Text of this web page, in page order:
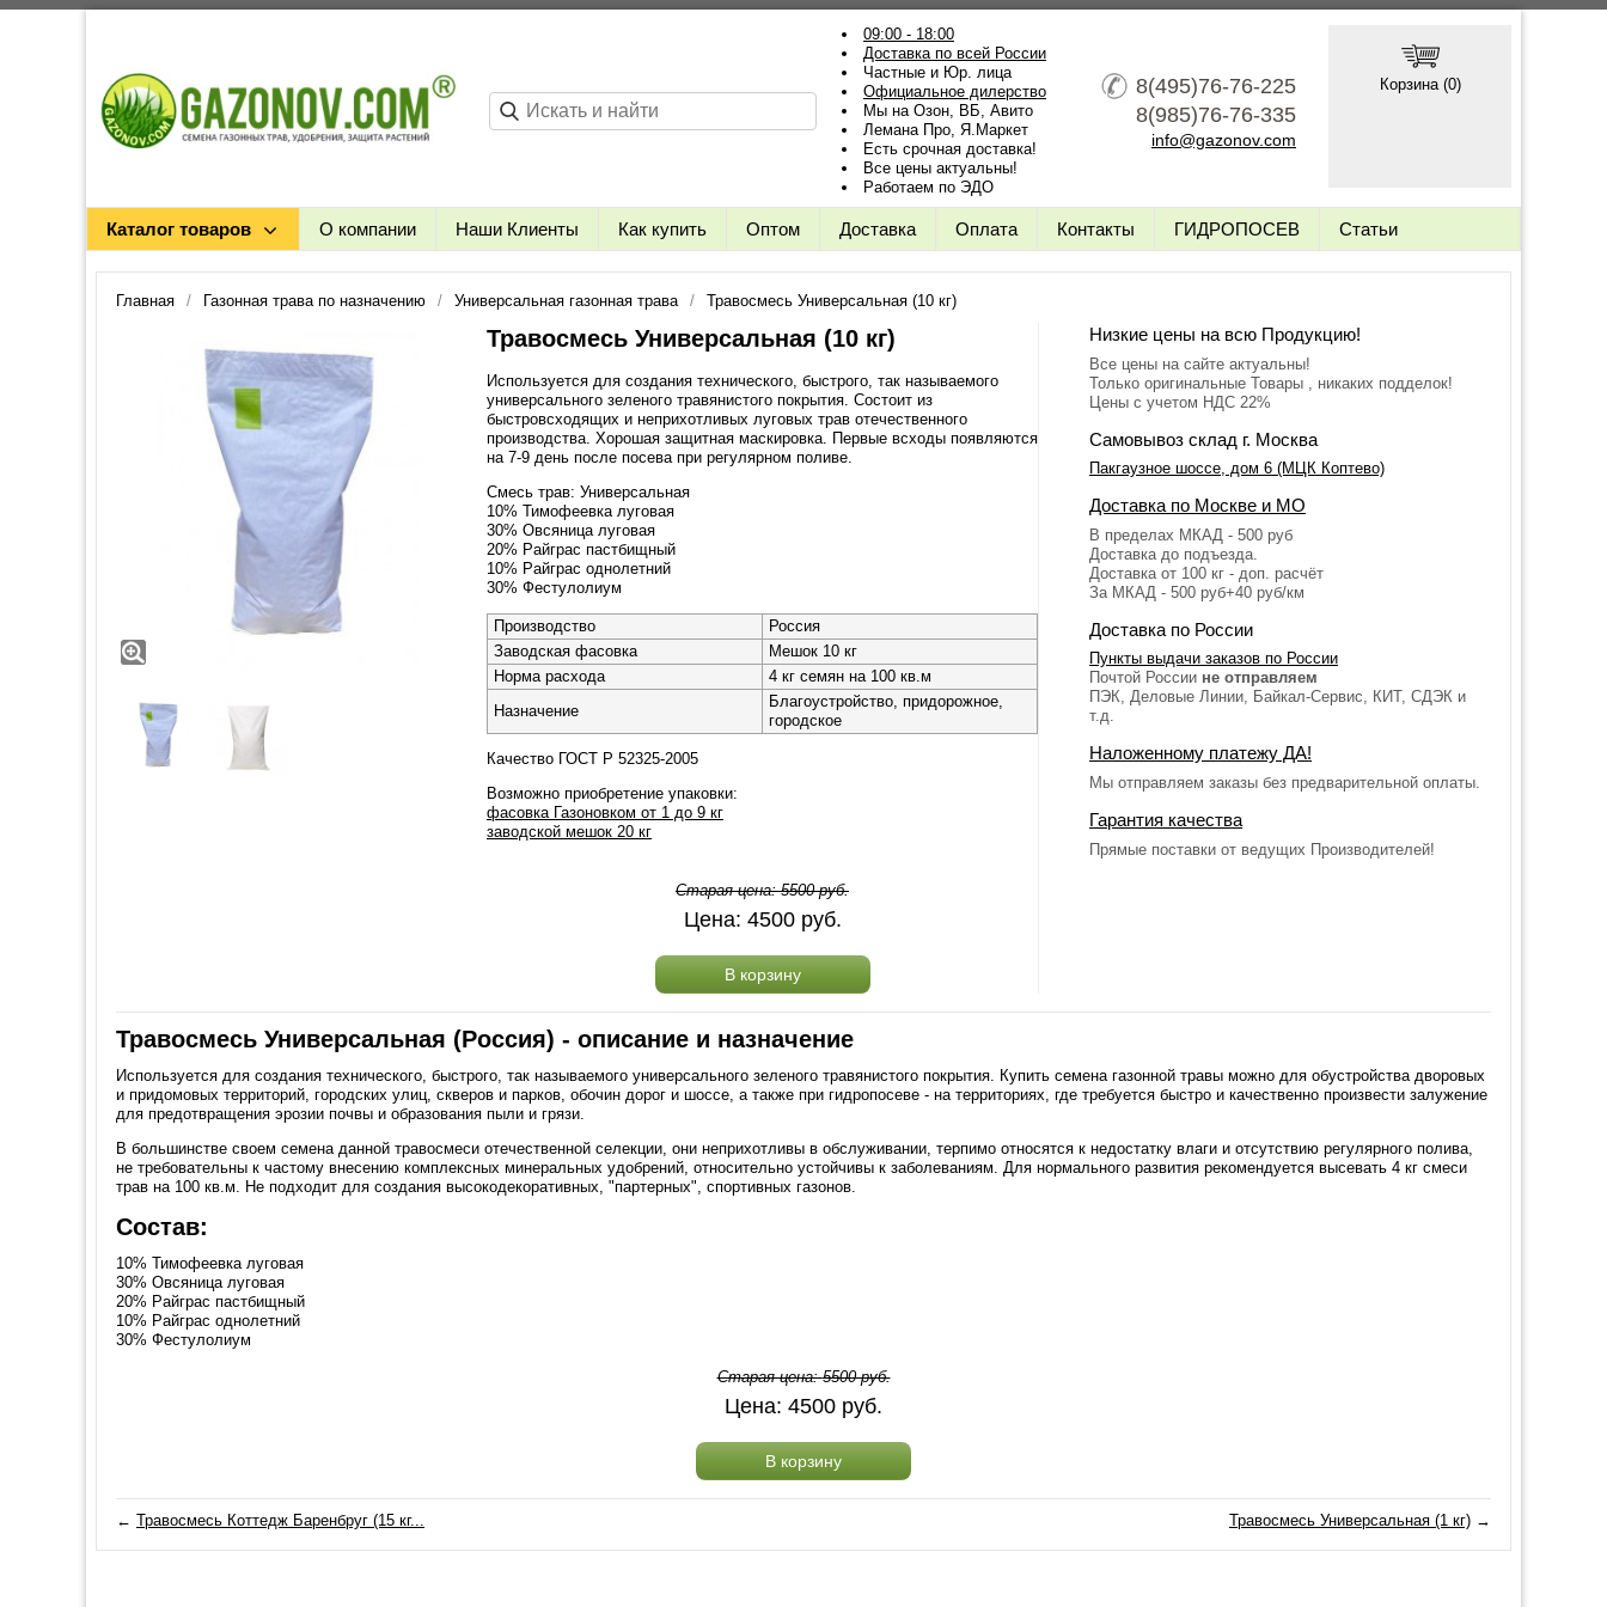
09:00 - 18:00
Доставка по всей России
Частные и Юр. лица
Официальное дилерство
Мы на Озон, ВБ, Авито
Лемана Про, Я.Маркет
Есть срочная доставка!
Все цены актуальны!
Работаем по ЭДО
8(495)76-76-225
8(985)76-76-335
info@gazonov.com
Корзина (0)
Каталог товаров О компании Наши Клиенты Как купить Оптом Доставка Оплата Контакты ГИДРОПОСЕВ Статьи
Главная Газонная трава по назначению Универсальная газонная трава Травосмесь Универсальная (10 кг)
Травосмесь Универсальная (10 кг)
Используется для создания технического, быстрого, так называемого
универсального зеленого травянистого покрытия. Состоит из
быстровсходящих и неприхотливых луговых трав отечественного
производства. Хорошая защитная маскировка. Первые всходы появляются
на 7-9 день после посева при регулярном поливе.
Смесь трав: Универсальная
10% Тимофеевка луговая
30% Овсяница луговая
20% Райграс пастбищный
10% Райграс однолетний
30% Фестулолиум
Производство
Россия
Заводская фасовка
Мешок 10 кг
Норма расхода
4 кг семян на 100 кв.м
Назначение
Благоустройство, придорожное,
городское
Качество ГОСТ Р 52325-2005
Возможно приобретение упаковки:
фасовка Газоновком от 1 до 9 кг
заводской мешок 20 кг
Старая цена:5500руб.
Цена: 4500руб.
В корзину
Низкие цены на всю Продукцию!
Все цены на сайте актуальны!
Только оригинальные Товары , никаких подделок!
Цены с учетом НДС 22%
Самовывоз склад г. Москва
Пакгаузное шоссе, дом 6 (МЦК Коптево)
Доставка по Москве и МО
В пределах МКАД - 500 руб
Доставка до подъезда.
Доставка от 100 кг - доп. расчёт
За МКАД - 500 руб+40 руб/км
Доставка по России
Пункты выдачи заказов по России
Почтой России не отправляем
ПЭК, Деловые Линии, Байкал-Сервис, КИТ, СДЭК и
т.д.
Наложенному платежу ДА!
Мы отправляем заказы без предварительной оплаты.
Гарантия качества
Прямые поставки от ведущих Производителей!
Травосмесь Универсальная (Россия) - описание и назначение
Используется для создания технического, быстрого, так называемого универсального зеленого травянистого покрытия. Купить семена газонной травы можно для обустройства дворовых
и придомовых территорий, городских улиц, скверов и парков, обочин дорог и шоссе, а также при гидропосеве - на территориях, где требуется быстро и качественно произвести залужение
для предотвращения эрозии почвы и образования пыли и грязи.
В большинстве своем семена данной травосмеси отечественной селекции, они неприхотливы в обслуживании, терпимо относятся к недостатку влаги и отсутствию регулярного полива,
не требовательны к частому внесению комплексных минеральных удобрений, относительно устойчивы к заболеваниям. Для нормального развития рекомендуется высевать 4 кг смеси
трав на 100 кв.м. Не подходит для создания высокодекоративных, "партерных", спортивных газонов.
Состав:
10% Тимофеевка луговая
30% Овсяница луговая
20% Райграс пастбищный
10% Райграс однолетний
30% Фестулолиум
Старая цена:5500руб.
Цена: 4500 руб.
В корзину
← Травосмесь Коттедж Баренбруг (15 кг... Травосмесь Универсальная (1 кг) →